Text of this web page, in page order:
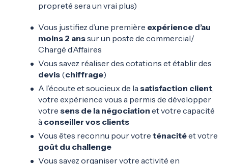
propreté sera un vrai plus)
Vous justifiez d’une première expérience d’au
moins 2 anssur un poste de commercial/
Chargé d’Affaires
Vous savez réaliser des cotations et établir des
devis (chiffrage)
A l’écoute et soucieux de lasatisfaction client,
votre expérience vous a permis de développer
votre sens de la négociation et votre capacité
à conseiller vos clients
Vous êtes reconnu pour votre ténacitéet votre
goût du challenge
Vous savez organiser votre activité en